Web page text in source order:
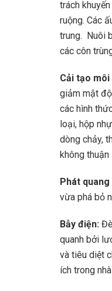
trách
ruộng. Các
trung. Nuôi
các côn
Cải tạo
giảm mật
các hình
loại, hộp
dòng chảy,
không
Phát
vừa phá bỏ
Bẫy điện:
quanh bởi
và tiêu diệt
ích trong